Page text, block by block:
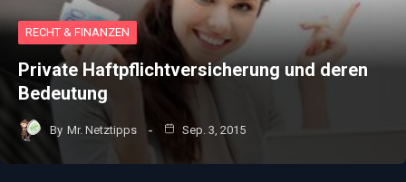
RECHT & FINANZEN
Private Haftpflichtversicherung und deren
Bedeutung
By Mr. Netztipps Sep. 3, 2015